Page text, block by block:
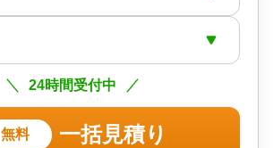
24時間受付中
無料 一括見積り